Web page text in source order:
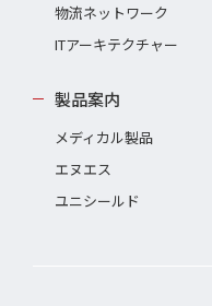
物流ネットワーク
ITアーキテクチャー
製品案内
メディカル製品
エヌエス
ユニシールド